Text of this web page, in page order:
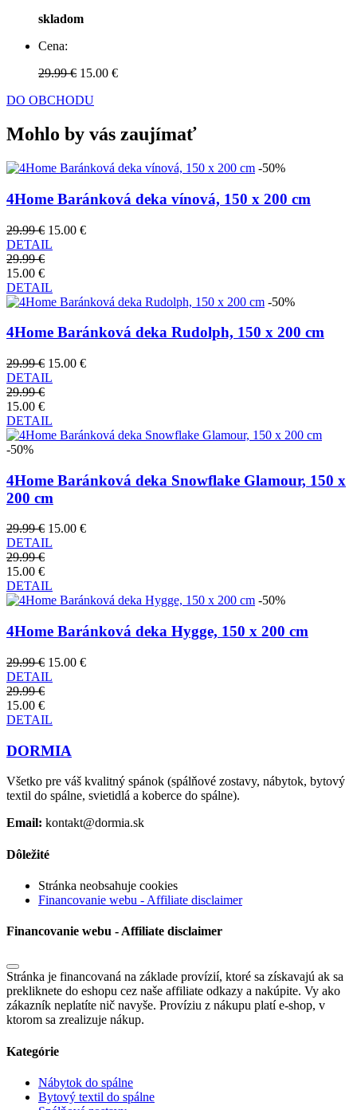
skladom
Cena:
29.99 € 15.00 €
DO OBCHODU
Mohlo by vás zaujímať
-50%
4Home Baránková deka vínová, 150 x 200 cm
29.99 € 15.00 €
DETAIL
29.99 €
15.00 €
DETAIL
-50%
4Home Baránková deka Rudolph, 150 x 200 cm
29.99 € 15.00 €
DETAIL
29.99 €
15.00 €
DETAIL
-50%
4Home Baránková deka Snowflake Glamour, 150 x
200 cm
29.99 € 15.00 €
DETAIL
29.99 €
15.00 €
DETAIL
-50%
4Home Baránková deka Hygge, 150 x 200 cm
29.99 € 15.00 €
DETAIL
29.99 €
15.00 €
DETAIL
DORMIA
Všetko pre váš kvalitný spánok (spálňové zostavy, nábytok, bytový
textil do spálne, svietidlá a koberce do spálne).
Email: kontakt@dormia.sk
Dôležité
Stránka neobsahuje cookies
Financovanie webu - Affiliate disclaimer
Financovanie webu - Affiliate disclaimer
Stránka je financovaná na základe provízií, ktoré sa získavajú ak sa
prekliknete do eshopu cez naše affiliate odkazy a nakúpite. Vy ako
zákazník neplatíte nič navyše. Províziu z nákupu platí e-shop, v
ktorom sa zrealizuje nákup.
Kategórie
Nábytok do spálne
Bytový textil do spálne